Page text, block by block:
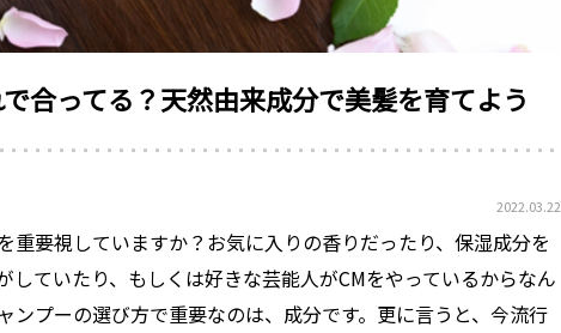
合ってる？天然由来成分で美髪を育てよう
2022.03.22
重要視していますか？お気に入りの香りだったり、保湿成分を
していたり、もしくは好きな芸能人がCMをやっているからなん
ンプーの選び方で重要なのは、成分です。更に言うと、今流行